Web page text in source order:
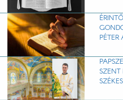
PÉTER
SZENT